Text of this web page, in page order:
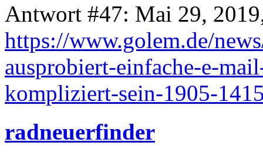
Antwort #47: Mai 29,
https://www.golem.de/
ausprobiert-einfache-e-
kompliziert-sein-1905-
radneuerfinder